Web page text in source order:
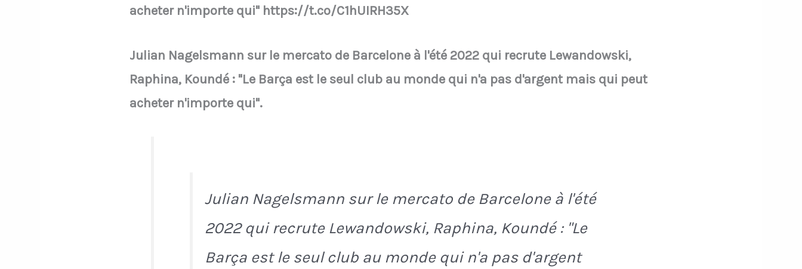
acheter n'importe qui" https://t.co/C1hUIRH35X
Julian Nagelsmann sur le mercato de Barcelone à l'été 2022 qui recrute Lewandowski,
Raphina, Koundé : "Le Barça est le seul club au monde qui n'a pas d'argent mais qui peut
acheter n'importe qui".
Julian Nagelsmann sur le mercato de Barcelone à l'été
2022 qui recrute Lewandowski, Raphina, Koundé : "Le
Barça est le seul club au monde qui n'a pas d'argent